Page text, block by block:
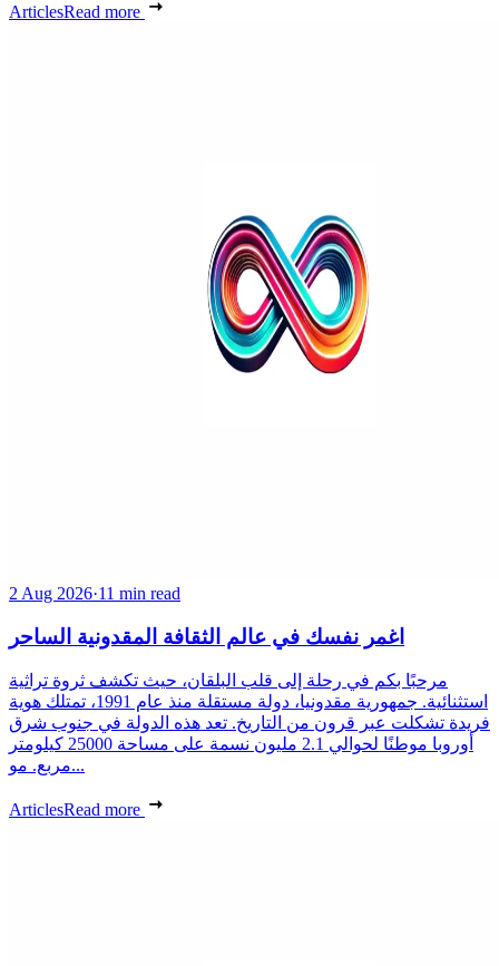
ArticlesRead more
2 Aug 2026·11 min read
اغمر نفسك في عالم الثقافة المقدونية الساحر
مرحبًا بكم في رحلة إلى قلب البلقان، حيث تكشف ثروة تراثية
استثنائية. جمهورية مقدونيا، دولة مستقلة منذ عام 1991، تمتلك هوية
فريدة تشكلت عبر قرون من التاريخ. تعد هذه الدولة في جنوب شرق
أوروبا موطنًا لحوالي 2.1 مليون نسمة على مساحة 25000 كيلومتر
مربع. مو...
ArticlesRead more